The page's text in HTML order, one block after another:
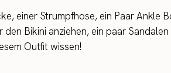
einer Strumpfhose, ein Paar Ankle
Bikini anziehen, ein paar
Outfit wissen!